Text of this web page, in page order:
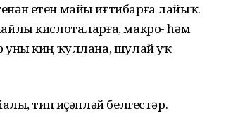
етен майы иғтибарға лайыҡ.
кислоталарға, макро- һәм
уны киң ҡуллана, шулай уҡ
тип иҫәпләй белгестәр.